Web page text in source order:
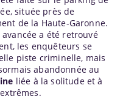
située près de
de la Haute-Garonne.
a été retrouvé
les enquêteurs se
piste criminelle, mais
abandonnée au
liée à la solitude et à